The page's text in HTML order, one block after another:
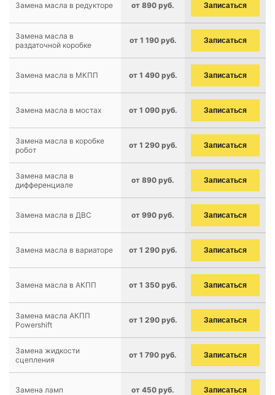
Замена масла в редукторе от 890 руб. Записаться
Замена масла в
раздаточной коробке
от 1 190 руб. Записаться
Замена масла в МКПП от 1 490 руб. Записаться
Замена масла в мостах от 1 090 руб. Записаться
Замена масла в коробке
робот
от 1 290 руб. Записаться
Замена масла в
дифференциале
от 890 руб. Записаться
Замена масла в ДВС от 990 руб. Записаться
Замена масла в вариаторе от 1 290 руб. Записаться
Замена масла в АКПП от 1 350 руб. Записаться
Замена масла АКПП
Powershift
от 1 290 руб. Записаться
Замена жидкости
сцепления
от 1 790 руб. Записаться
Замена ламп от 450 руб. Записаться